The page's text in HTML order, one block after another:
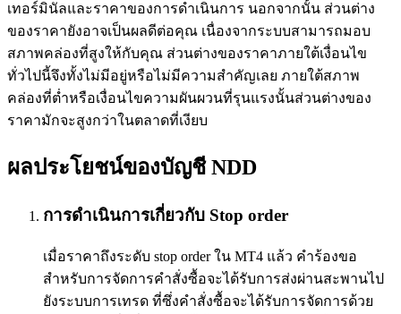
เทอร์มินัลและราคาของการดำเนินการ นอกจากนั้น ส่วนต่าง
ของราคายังอาจเป็นผลดีต่อคุณ เนื่องจากระบบสามารถมอบ
สภาพคล่องที่สูงให้กับคุณ ส่วนต่างของราคาภายใต้เงื่อนไข
ทั่วไปนี้จึงทั้งไม่มีอยู่หรือไม่มีความสำคัญเลย ภายใต้สภาพ
คล่องที่ต่ำหรือเงื่อนไขความผันผวนที่รุนแรงนั้นส่วนต่างของ
ราคามักจะสูงกว่าในตลาดที่เงียบ
ผลประโยชน์ของบัญชี NDD
การดำเนินการเกี่ยวกับ Stop order
เมื่อราคาถึงระดับ stop order ใน MT4 แล้ว คำร้องขอ
สำหรับการจัดการคำสั่งซื้อจะได้รับการส่งผ่านสะพานไป
ยังระบบการเทรด ที่ซึ่งคำสั่งซื้อจะได้รับการจัดการด้วย